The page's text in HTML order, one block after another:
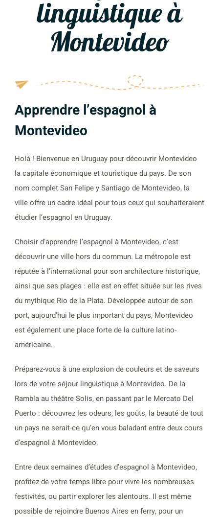
linguistique à
Montevideo
Apprendre l’espagnol à
Montevideo
Holà ! Bienvenue en Uruguay pour découvrir Montevideo
la capitale économique et touristique du pays. De son
nom complet San Felipe y Santiago de Montevideo, la
ville offre un cadre idéal pour tous ceux qui souhaiteraient
étudier l’espagnol en Uruguay.
Choisir d’apprendre l’espagnol à Montevideo, c’est
découvrir une ville hors du commun. La métropole est
réputée à l’international pour son architecture historique,
ainsi que ses plages : elle est en effet située sur les rives
du mythique Rio de la Plata. Développée autour de son
port, aujourd’hui le plus important du pays, Montevideo
est également une place forte de la culture latino-
américaine.
Préparez-vous à une explosion de couleurs et de saveurs
lors de votre séjour linguistique à Montevideo. De la
Rambla au théâtre Solis, en passant par le Mercato Del
Puerto : découvrez les odeurs, les goûts, la beauté de tout
un pays ne serait-ce qu’en vous baladant entre deux cours
d’espagnol à Montevideo.
Entre deux semaines d’études d’espagnol à Montevideo,
profitez de votre temps libre pour vivre les nombreuses
festivités, ou partir explorer les alentours. Il est même
possible de rejoindre Buenos Aires en ferry, pour un